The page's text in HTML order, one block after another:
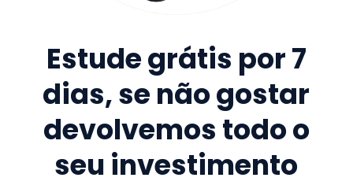
Estude grátis por 7
dias, se não gostar
devolvemos todo o
seu investimento